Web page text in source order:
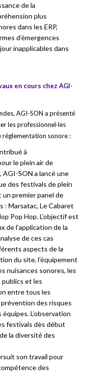
de la
plus
dans les ERP,
d’émergences
inapplicables dans
en cours chez AGI-
AGI-SON a présenté
les professionnel·les
réglementation sonore :
à
le plein air de
SON a lancé une
des festivals de plein
un premier panel de
: Marsatac, Le Cabaret
Pop Hop. L’objectif est
de l’application de la
de ces cas
aspects de la
du site, l’équipement
nuisances sonores, les
et les
entre tous les
des risques
L’observation
festivals dès début
la diversité des
son travail pour
des